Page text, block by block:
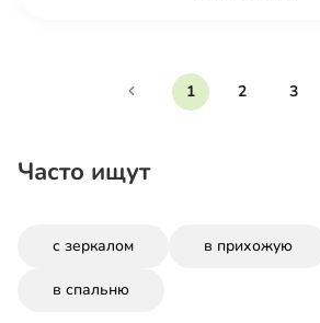
1 2 3
Часто ищут
с зеркалом в прихожую
в спальню